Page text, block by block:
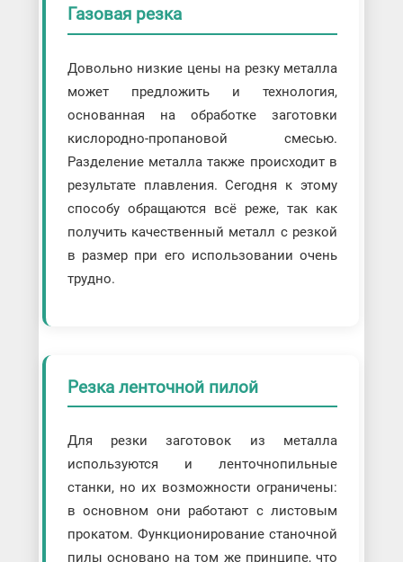
Газовая резка
Довольно низкие цены на резку металла
может предложить и технология,
основанная на обработке заготовки
кислородно-пропановой смесью.
Разделение металла также происходит в
результате плавления. Сегодня к этому
способу обращаются всё реже, так как
получить качественный металл с резкой
в размер при его использовании очень
трудно.
Резка ленточной пилой
Для резки заготовок из металла
используются и ленточнопильные
станки, но их возможности ограничены:
в основном они работают с листовым
прокатом. Функционирование станочной
пилы основано на том же принципе, что